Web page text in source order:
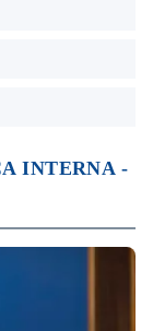
INTERNA -